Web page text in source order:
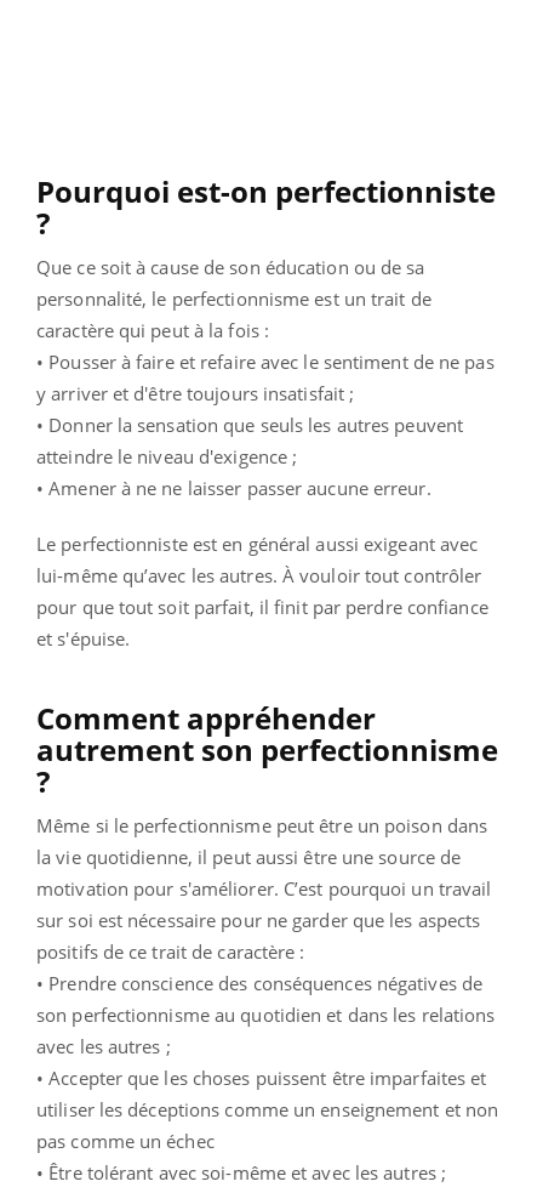
Pourquoi est-on perfectionniste
?
Que ce soit à cause de son éducation ou de sa
personnalité, le perfectionnisme est un trait de
caractère qui peut à la fois :
• Pousser à faire et refaire avec le sentiment de ne pas
y arriver et d'être toujours insatisfait ;
• Donner la sensation que seuls les autres peuvent
atteindre le niveau d'exigence ;
• Amener à ne ne laisser passer aucune erreur.
Le perfectionniste est en général aussi exigeant avec
lui-même qu’avec les autres. À vouloir tout contrôler
pour que tout soit parfait, il finit par perdre confiance
et s'épuise.
Comment appréhender
autrement son perfectionnisme
?
Même si le perfectionnisme peut être un poison dans
la vie quotidienne, il peut aussi être une source de
motivation pour s'améliorer. C’est pourquoi un travail
sur soi est nécessaire pour ne garder que les aspects
positifs de ce trait de caractère :
• Prendre conscience des conséquences négatives de
son perfectionnisme au quotidien et dans les relations
avec les autres ;
• Accepter que les choses puissent être imparfaites et
utiliser les déceptions comme un enseignement et non
pas comme un échec
• Être tolérant avec soi-même et avec les autres ;